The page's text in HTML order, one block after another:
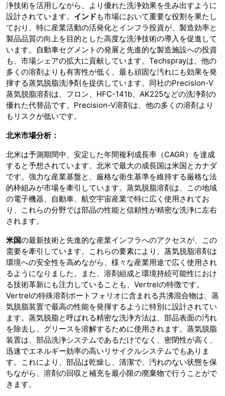
浄技術を活用しながら、より優れた洗浄効果を生み出すように
設計されています。 インドも市場において重要な役割を果たし
ており、特に産業活動の活発化とインフラ投資が、製造効率と
製品品質の向上を目的とした高度な洗浄技術の導入を促進して
います。自動車セグメントの発展と先進的な製造施設への投資
も、市場シェアの拡大に貢献しています。Techsprayは、他の
多くの溶剤よりも有害性が低く、最も頑固な汚れにも効果を発
揮する蒸気脱脂洗浄剤を提供しています。同社のPrecision-V
蒸気脱脂溶剤は、フロン、HFC-141b、AK225などの洗浄剤の
優れた代替品です。Precision-V溶剤は、他の多くの溶剤より
もリスクが低いです。
北米市場分析：
北米は予測期間中、安定した年間複利成長率（CAGR）を達成
すると予想されています。北米で最大の成長国は米国とカナダ
です。強力な産業基盤と、厳格な衛生基準を維持する厳格な法
的枠組みが市場を牽引しています。蒸気脱脂溶剤は、この地域
の電子機器、自動車、航空宇宙産業で特に広く使用されてお
り、これらの分野では部品の性能と信頼性が精密な洗浄に左右
されます。
米国の最新技術と先進的な産業インフラへのアクセスが、この
需要を牽引しています。これらの要素により、蒸気脱脂溶剤は
環境への安全性を高めながら、様々な産業用途で広く使用され
るようになりました。また、溶剤組成と環境持続可能性におけ
る技術革新にも注力していることも、Vertrelの特徴です。
Vertrelの特殊溶剤ポートフォリオに含まれる共沸混合物は、蒸
気脱脂装置で最高の性能を発揮するように特別に設計されてい
ます。蒸気脱脂と呼ばれる精密な洗浄方法は、部品表面の汚れ
を除去し、グリースを溶解するために使用されます。蒸気脱脂
装置は、部品洗浄システムであるだけでなく、密閉性が高く、
迅速でエネルギー効率の高いリサイクルシステムでもありま
す。これにより、部品は乾燥し、清潔で、汚れのない状態を保
ちながら、溶剤の回収と補充を最小限の廃棄物で行うことがで
きます。